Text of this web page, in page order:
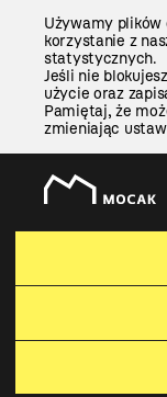
Używamy plików
korzystanie z
statystycznych.
Jeśli nie
użycie oraz
Pamiętaj, że
zmieniając